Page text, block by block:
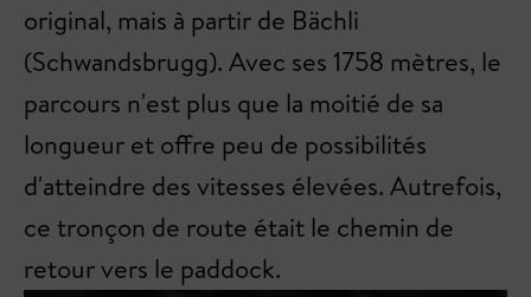
original, mais à partir de Bächli
(Schwandsbrugg). Avec ses 1758 mètres, le
parcours n'est plus que la moitié de sa
longueur et offre peu de possibilités
d'atteindre des vitesses élevées. Autrefois,
ce tronçon de route était le chemin de
retour vers le paddock.